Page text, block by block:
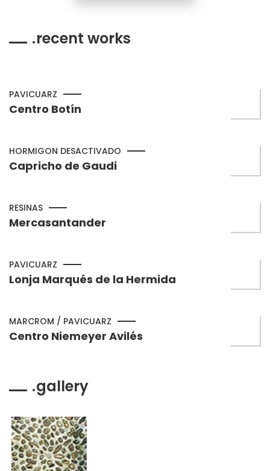
recent works
PAVICUARZ
Centro Botín
HORMIGON DESACTIVADO
Capricho de Gaudi
RESINAS
Mercasantander
PAVICUARZ
Lonja Marqués de la Hermida
MARCROM / PAVICUARZ
Centro Niemeyer Avilés
gallery